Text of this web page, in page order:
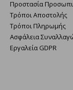
Προστασία
Τρόποι Αποστολής
Τρόποι Πληρωμής
Ασφάλεια
Εργαλεία GDPR